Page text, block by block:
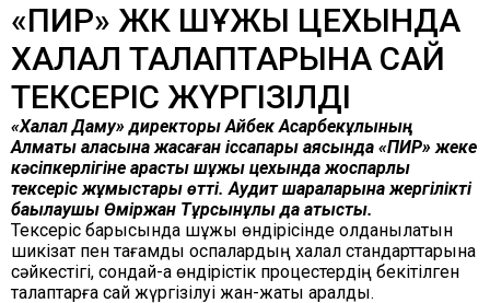
«ПИР» ЖК ШҰЖЫҚ ЦЕХЫНДА
ХАЛАЛ ТАЛАПТАРЫНА САЙ
ТЕКСЕРІС ЖҮРГІЗІЛДІ
«Халал Даму» директоры Айбек Асқарбекұлының
Алматы қаласына жасаған іссапары аясында «ПИР» жеке
кәсіпкерлігіне қарасты шұжық цехында жоспарлы
тексеріс жұмыстары өтті. Аудит шараларына жергілікті
бақылаушы Өміржан Тұрсынұлы да қатысты.
Тексеріс барысында шұжық өндірісінде қолданылатын
шикізат пен тағамдық қоспалардың халал стандарттарына
сәйкестігі, сондай-ақ өндірістік процестердің бекітілген
талаптарға сай жүргізілуі жан-жақты қаралды.